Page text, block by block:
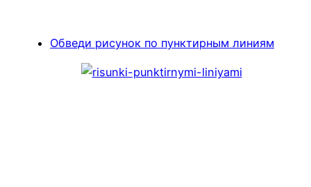
Обведи рисунок по пунктирным линиям